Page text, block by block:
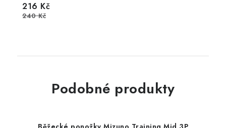
216 Kč
240 Kč
Podobné produkty